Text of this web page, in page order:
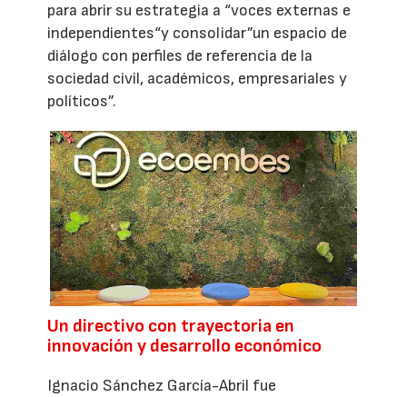
para abrir su estrategia a “voces externas e
independientes“y consolidar”un espacio de
diálogo con perfiles de referencia de la
sociedad civil, académicos, empresariales y
políticos”.
Un directivo con trayectoria en
innovación y desarrollo económico
Ignacio Sánchez García-Abril fue